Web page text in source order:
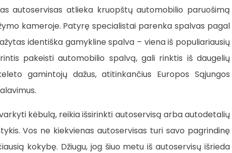
autoservisas atlieka kruopštų automobilio paruošimą
kameroje. Patyrę specialistai parenka spalvas pagal
identiška gamykline spalva – viena iš populiariausių
pakeisti automobilio spalvą, gali rinktis iš daugelių
gamintojų dažus, atitinkančius Europos Sąjungos
kėbulą, reikia išsirinkti autoservisą arba autodetalių
Vos ne kiekvienas autoservisas turi savo pagrindinę
kokybę. Džiugu, jog šiuo metu iš autoservisų išrieda